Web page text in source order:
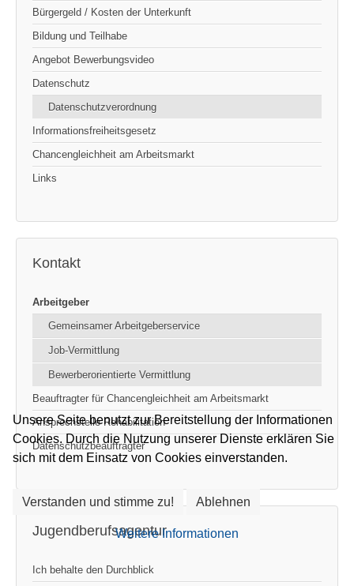
Bürgergeld / Kosten der Unterkunft
Bildung und Teilhabe
Angebot Bewerbungsvideo
Datenschutz
Datenschutzverordnung
Informationsfreiheitsgesetz
Chancengleichheit am Arbeitsmarkt
Links
Kontakt
Arbeitgeber
Gemeinsamer Arbeitgeberservice
Job-Vermittlung
Bewerberorientierte Vermittlung
Beauftragter für Chancengleichheit am Arbeitsmarkt
Ansprechstelle Rehabilitation
Datenschutzbeauftragter
Jugendberufsagentur
Ich behalte den Durchblick
Unsere Seite benutzt zur Bereitstellung der Informationen
Cookies. Durch die Nutzung unserer Dienste erklären Sie
sich mit dem Einsatz von Cookies einverstanden.
Verstanden und stimme zu! Ablehnen
Weitere Informationen